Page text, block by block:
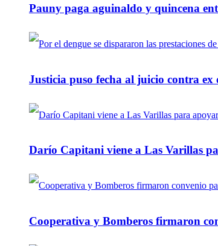
Pauny paga aguinaldo y quincena
Justicia puso fecha al juicio contra ex
Darío Capitani viene a Las Varillas
Cooperativa y Bomberos firmaron